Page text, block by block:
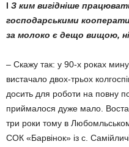
l З ким вигідніше
господарськими
за молоко є дещо вищою,
– Скажу так: у 90-х роках
вистачало двох-трьох
досить для роботи на пов­ну
прий­малося дуже мало.
три роки тому в
СОК «Бар­ві­нок» із с.